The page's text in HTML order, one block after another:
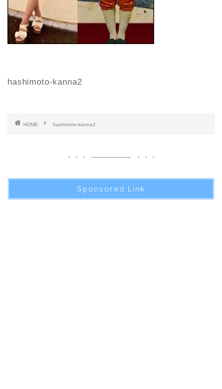
hashimoto-kanna2
HOME hashimoto-kanna2
Sponsored Link